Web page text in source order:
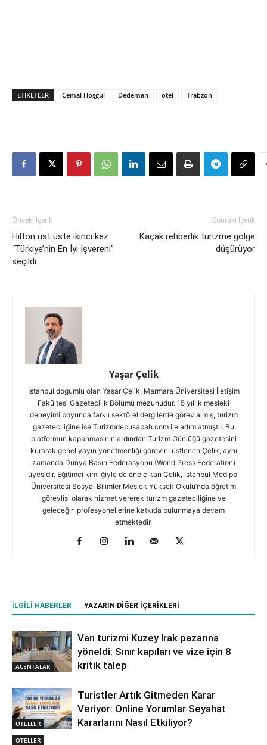
ETIKETLER Cemal Hoşgül Dedeman otel Trabzon
Önceki İçerik
Hilton üst üste ikinci kez
“Türkiye’nin En İyi İşvereni”
seçildi
Sonraki İçerik
Kaçak rehberlik turizme gölge
düşürüyor
Yaşar Çelik
İstanbul doğumlu olan Yaşar Çelik, Marmara Üniversitesi İletişim
Fakültesi Gazetecilik Bölümü mezunudur. 15 yıllık mesleki
deneyimi boyunca farklı sektörel dergilerde görev almış, turizm
gazeteciliğine ise Turizmdebusabah.com ile adım atmıştır. Bu
platformun kapanmasının ardından Turizm Günlüğü gazetesini
kurarak genel yayın yönetmenliği görevini üstlenen Çelik, aynı
zamanda Dünya Basın Federasyonu (World Press Federation)
üyesidir. Eğitimci kimliğiyle de öne çıkan Çelik, İstanbul Medipol
Üniversitesi Sosyal Bilimler Meslek Yüksek Okulu’nda öğretim
görevlisi olarak hizmet vererek turizm gazeteciliğine ve
geleceğin profesyonellerine katkıda bulunmaya devam
etmektedir.
İLGILI HABERLER YAZARIN DIĞER İÇERIKLERI
ACENTALAR
Van turizmi Kuzey Irak pazarına
yöneldi: Sınır kapıları ve vize için 8
kritik talep
OTELLER
Turistler Artık Gitmeden Karar
Veriyor: Online Yorumlar Seyahat
Kararlarını Nasıl Etkiliyor?
OTELLER